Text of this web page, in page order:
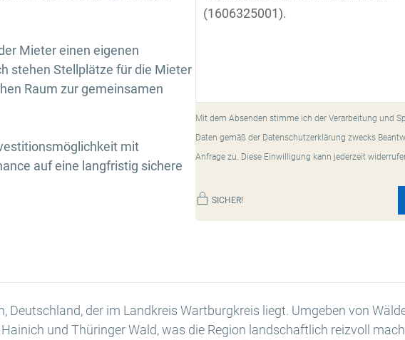
Mieter einen eigenen
stehen Stellplätze für die Mieter
Raum zur gemeinsamen
mit
auf eine langfristig sichere
Mit dem Absenden stimme ich der Verarbeitung und
Daten gemäß der Datenschutzerklärung zwecks
Anfrage zu. Diese Einwilligung kann jederzeit
SICHER!
Deutschland, der im Landkreis Wartburgkreis liegt. Umgeben von
und Thüringer Wald, was die Region landschaftlich reizvoll